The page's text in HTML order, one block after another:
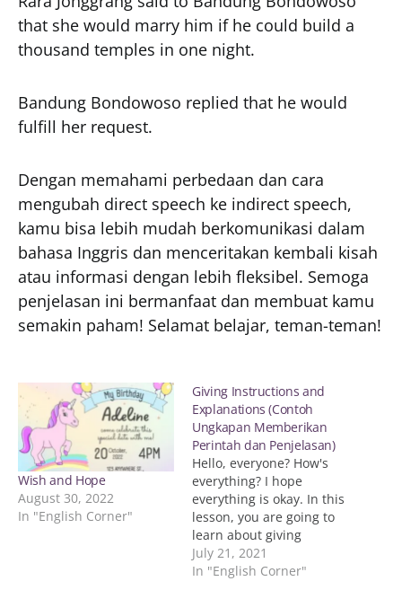
that she would marry him if he could build a
thousand temples in one night.
Bandung Bondowoso replied that he would
fulfill her request.
Dengan memahami perbedaan dan cara
mengubah direct speech ke indirect speech,
kamu bisa lebih mudah berkomunikasi dalam
bahasa Inggris dan menceritakan kembali kisah
atau informasi dengan lebih fleksibel. Semoga
penjelasan ini bermanfaat dan membuat kamu
semakin paham! Selamat belajar, teman-teman!
Wish and Hope
August 30, 2022
In "English Corner"
Giving Instructions and
Explanations (Contoh
Ungkapan Memberikan
Perintah dan Penjelasan)
Hello, everyone? How's
everything? I hope
everything is okay. In this
lesson, you are going to
learn about giving
instruction and
explanations. Are you
July 21, 2021
In "English Corner"